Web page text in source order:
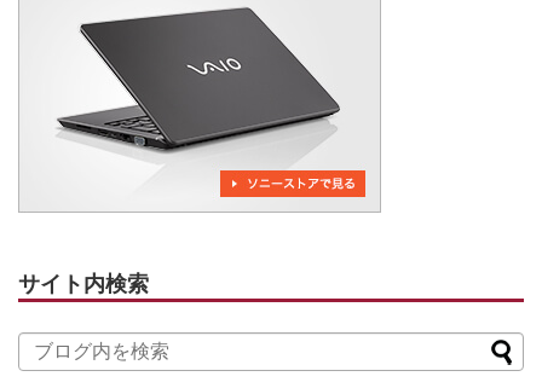
サイト内検索